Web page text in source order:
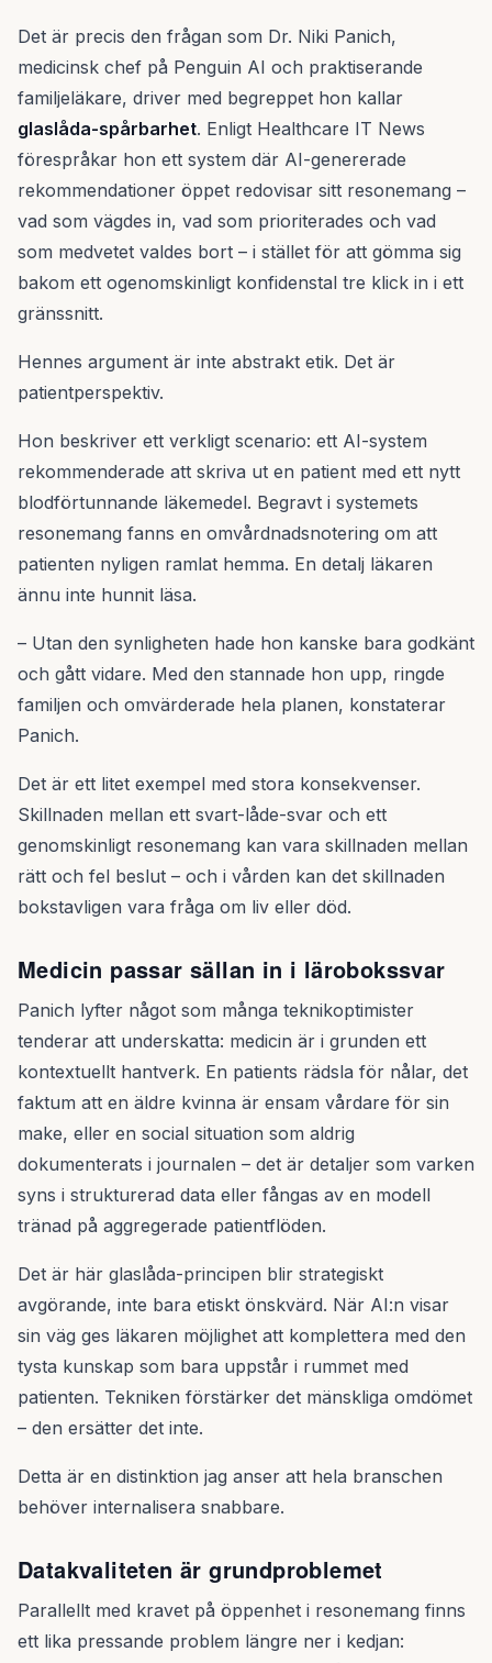
Det är precis den frågan som Dr. Niki Panich,
medicinsk chef på Penguin AI och praktiserande
familjeläkare, driver med begreppet hon kallar
glaslåda-spårbarhet. Enligt Healthcare IT News
förespråkar hon ett system där AI-genererade
rekommendationer öppet redovisar sitt resonemang –
vad som vägdes in, vad som prioriterades och vad
som medvetet valdes bort – i stället för att gömma sig
bakom ett ogenomskinligt konfidenstal tre klick in i ett
gränssnitt.
Hennes argument är inte abstrakt etik. Det är
patientperspektiv.
Hon beskriver ett verkligt scenario: ett AI-system
rekommenderade att skriva ut en patient med ett nytt
blodförtunnande läkemedel. Begravt i systemets
resonemang fanns en omvårdnadsnotering om att
patienten nyligen ramlat hemma. En detalj läkaren
ännu inte hunnit läsa.
– Utan den synligheten hade hon kanske bara godkänt
och gått vidare. Med den stannade hon upp, ringde
familjen och omvärderade hela planen, konstaterar
Panich.
Det är ett litet exempel med stora konsekvenser.
Skillnaden mellan ett svart-låde-svar och ett
genomskinligt resonemang kan vara skillnaden mellan
rätt och fel beslut – och i vården kan det skillnaden
bokstavligen vara fråga om liv eller död.
Medicin passar sällan in i lärobokssvar
Panich lyfter något som många teknikoptimister
tenderar att underskatta: medicin är i grunden ett
kontextuellt hantverk. En patients rädsla för nålar, det
faktum att en äldre kvinna är ensam vårdare för sin
make, eller en social situation som aldrig
dokumenterats i journalen – det är detaljer som varken
syns i strukturerad data eller fångas av en modell
tränad på aggregerade patientflöden.
Det är här glaslåda-principen blir strategiskt
avgörande, inte bara etiskt önskvärd. När AI:n visar
sin väg ges läkaren möjlighet att komplettera med den
tysta kunskap som bara uppstår i rummet med
patienten. Tekniken förstärker det mänskliga omdömet
– den ersätter det inte.
Detta är en distinktion jag anser att hela branschen
behöver internalisera snabbare.
Datakvaliteten är grundproblemet
Parallellt med kravet på öppenhet i resonemang finns
ett lika pressande problem längre ner i kedjan: